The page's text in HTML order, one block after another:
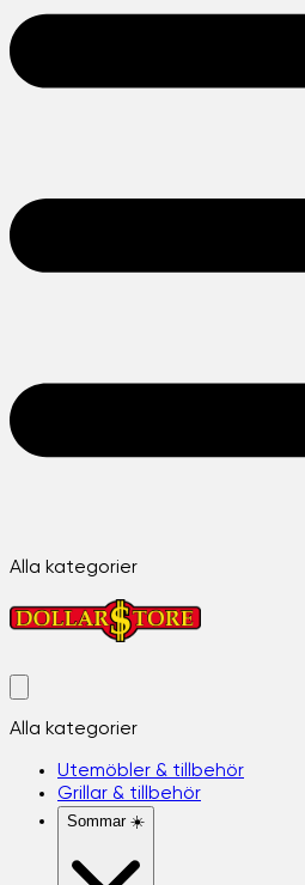
Alla kategorier
Alla kategorier
Utemöbler & tillbehör
Grillar & tillbehör
Sommar ☀️